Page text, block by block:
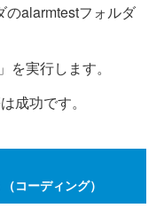
のalarmtestフォルダ
実行します。
成功です。
コーディング）